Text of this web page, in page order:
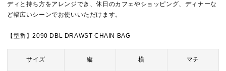
ディと持ち方をアレンジでき、休日のカフェやショッピング、ディナーな
ど幅広いシーンでお使いいただけます。
【型番】2090 DBL DRAWST CHAIN BAG
サイズ 縦 横 マチ